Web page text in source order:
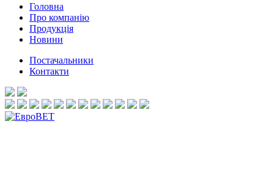
Головна
Про компанію
Продукція
Новини
Постачальники
Контакти